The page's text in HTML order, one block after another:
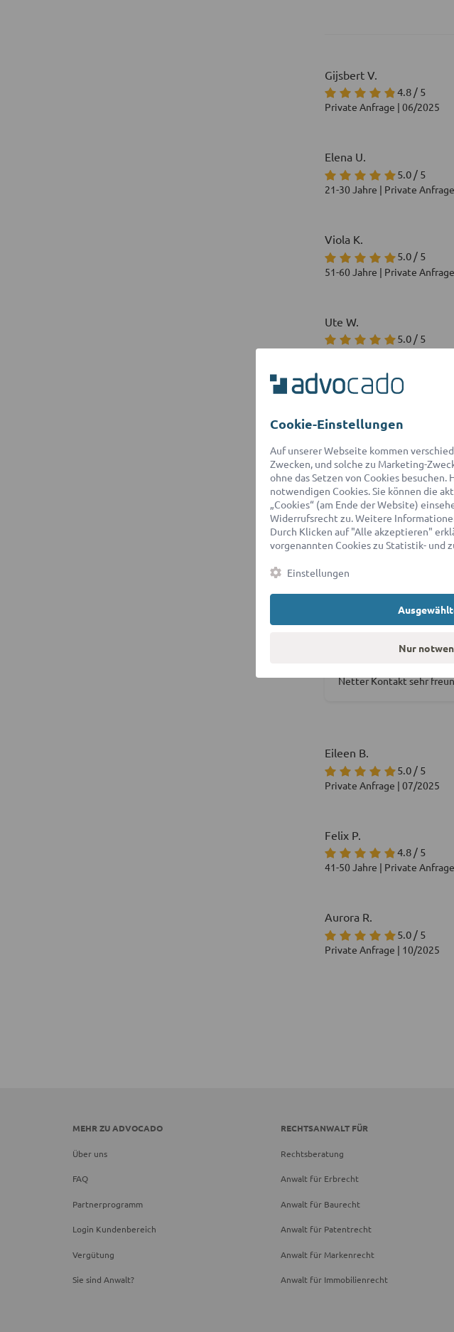
Gijsbert V.
4.8 / 5
Private Anfrage | 06/2025
Elena U.
5.0 / 5
21-30 Jahre | Private
Viola K.
5.0 / 5
51-60 Jahre | Private
Ute W.
5.0 / 5
Innerhalb von wenigen
Max B.
5.0 / 5
Geschäftliche Anfrage | 10/
Valentino D.
Geschäftliche Anfrage | 12/
51-60 Jahre | Private
Netter Kontakt sehr
Eileen B.
5.0 / 5
Private Anfrage | 07/2025
Felix P.
4.8 / 5
41-50 Jahre | Private
Aurora R.
5.0 / 5
Private Anfrage | 10/2025
MEHR ZU ADVOCADO
Über uns
FAQ
Partnerprogramm
Login Kundenbereich
Vergütung
Sie sind Anwalt?
RECHTSANWALT FÜR
Rechtsberatung
Anwalt für Erbrecht
Anwalt für Baurecht
Anwalt für Patentrecht
Anwalt für Markenrecht
Anwalt für Immobilienrecht
Cookie-Einstellungen
Auf unserer Webseite kommen
Zwecken, und solche zu Marketing-
ohne das Setzen von Cookies
notwendigen Cookies. Sie können die
„Cookies“ (am Ende der Website)
Widerrufsrecht zu. Weitere
Durch Klicken auf "Alle akzeptieren"
vorgenannten Cookies zu Statistik- und
Einstellungen
Nur